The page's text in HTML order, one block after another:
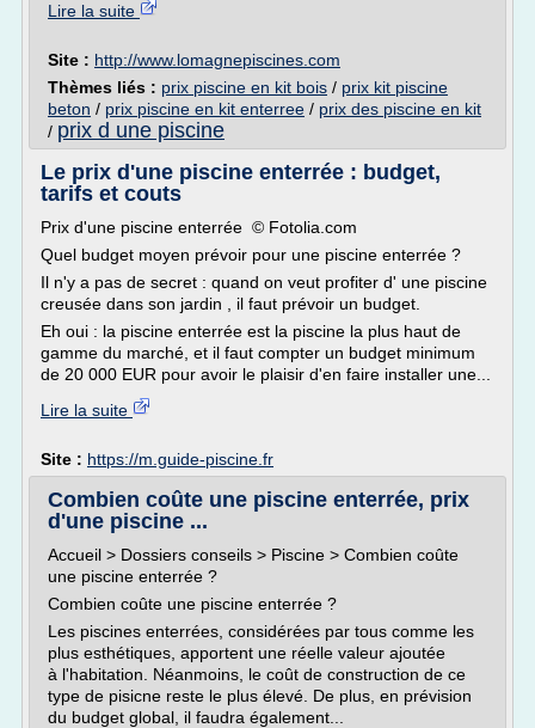
Lire la suite
Site : http://www.lomagnepiscines.com
Thèmes liés : prix piscine en kit bois / prix kit piscine
beton / prix piscine en kit enterree / prix des piscine en kit
/ prix d une piscine
Le prix d'une piscine enterrée : budget,
tarifs et couts
Prix d'une piscine enterrée © Fotolia.com
Quel budget moyen prévoir pour une piscine enterrée ?
Il n'y a pas de secret : quand on veut profiter d' une piscine
creusée dans son jardin , il faut prévoir un budget.
Eh oui : la piscine enterrée est la piscine la plus haut de
gamme du marché, et il faut compter un budget minimum
de 20 000 EUR pour avoir le plaisir d'en faire installer une...
Lire la suite
Site : https://m.guide-piscine.fr
Combien coûte une piscine enterrée, prix
d'une piscine ...
Accueil > Dossiers conseils > Piscine > Combien coûte
une piscine enterrée ?
Combien coûte une piscine enterrée ?
Les piscines enterrées, considérées par tous comme les
plus esthétiques, apportent une réelle valeur ajoutée
à l'habitation. Néanmoins, le coût de construction de ce
type de pisicne reste le plus élevé. De plus, en prévision
du budget global, il faudra également...